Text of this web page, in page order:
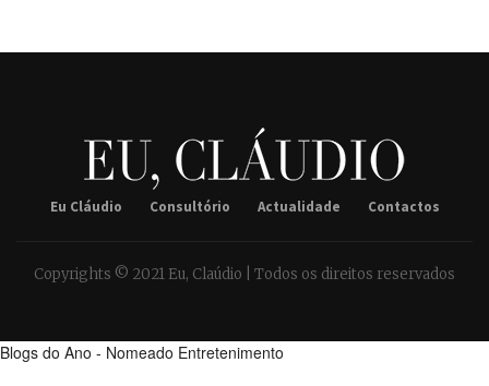
Eu Cláudio Consultório Actualidade Contactos
Copyrights © 2021 Eu, Claúdio | Todos os direitos reservados
Blogs do Ano - Nomeado Entretenimento